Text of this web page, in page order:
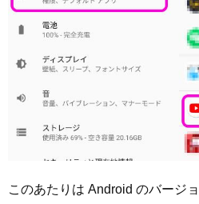
このあたりは Android のバージ